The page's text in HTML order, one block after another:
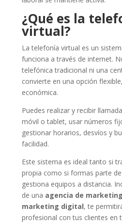
¿Qué es la
virtual?
La telefonía virtual es un
funciona a través de internet.
telefónica tradicional ni una
convierte en una opción
económica.
Puedes realizar y recibir
móvil o tablet, usar números
gestionar horarios, desvíos y
facilidad.
Este sistema es ideal tanto si
propia como si formas parte
gestiona equipos a distancia.
de una agencia de marketing
marketing digital, te
profesional con tus clientes en